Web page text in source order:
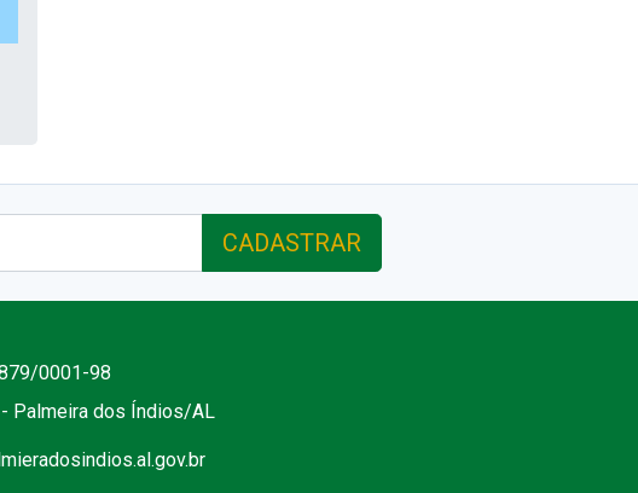
CADASTRAR
0001-98
- Palmeira dos Índios/AL